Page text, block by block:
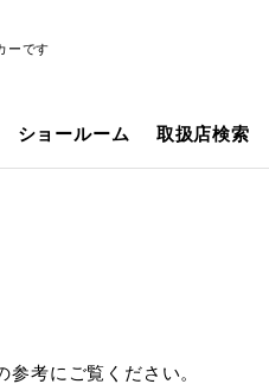
ーです
ショールーム 取扱店検索
考にご覧ください。